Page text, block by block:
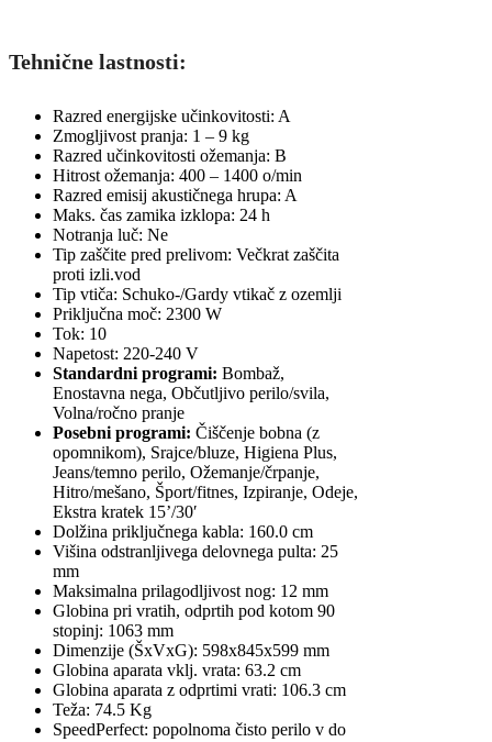
Tehnične lastnosti:
Razred energijske učinkovitosti: A
Zmogljivost pranja: 1 – 9 kg
Razred učinkovitosti ožemanja: B
Hitrost ožemanja: 400 – 1400 o/min
Razred emisij akustičnega hrupa: A
Maks. čas zamika izklopa: 24 h
Notranja luč: Ne
Tip zaščite pred prelivom: Večkrat zaščita
proti izli.vod
Tip vtiča: Schuko-/Gardy vtikač z ozemlji
Priključna moč: 2300 W
Tok: 10
Napetost: 220-240 V
Standardni programi: Bombaž,
Enostavna nega, Občutljivo perilo/svila,
Volna/ročno pranje
Posebni programi: Čiščenje bobna (z
opomnikom), Srajce/bluze, Higiena Plus,
Jeans/temno perilo, Ožemanje/črpanje,
Hitro/mešano, Šport/fitnes, Izpiranje, Odeje,
Ekstra kratek 15’/30′
Dolžina priključnega kabla: 160.0 cm
Višina odstranljivega delovnega pulta: 25
mm
Maksimalna prilagodljivost nog: 12 mm
Globina pri vratih, odprtih pod kotom 90
stopinj: 1063 mm
Dimenzije (ŠxVxG): 598x845x599 mm
Globina aparata vklj. vrata: 63.2 cm
Globina aparata z odprtimi vrati: 106.3 cm
Teža: 74.5 Kg
SpeedPerfect: popolnoma čisto perilo v do